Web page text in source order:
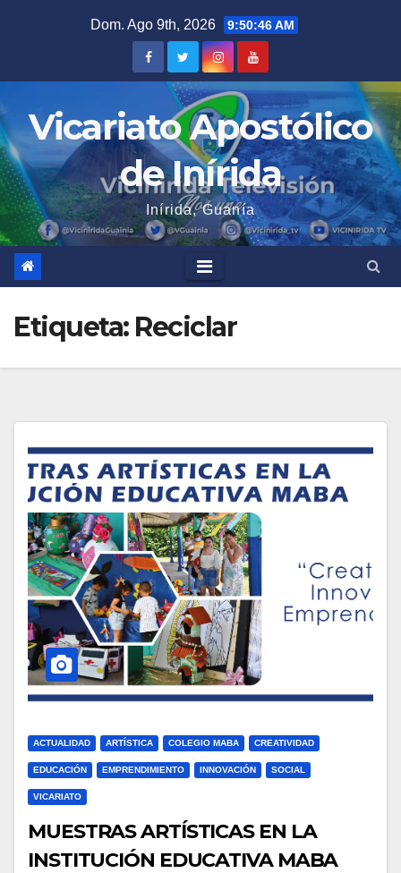
Dom. Ago 9th, 2026 9:50:47 AM
Vicariato Apostólico
de Inírida
Inírida, Guanía
Etiqueta: Reciclar
ACTUALIDAD ARTÍSTICA COLEGIO MABA CREATIVIDAD
EDUCACIÓN EMPRENDIMIENTO INNOVACIÓN SOCIAL
VICARIATO
MUESTRAS ARTÍSTICAS EN LA
INSTITUCIÓN EDUCATIVA MABA